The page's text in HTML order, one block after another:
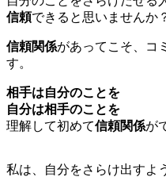
信頼できると思いませんか
信頼関係があってこそ、コ
す。
相手は自分のことを
自分は相手のことを
理解して初めて信頼関係が
私は、自分をさらけ出すよ